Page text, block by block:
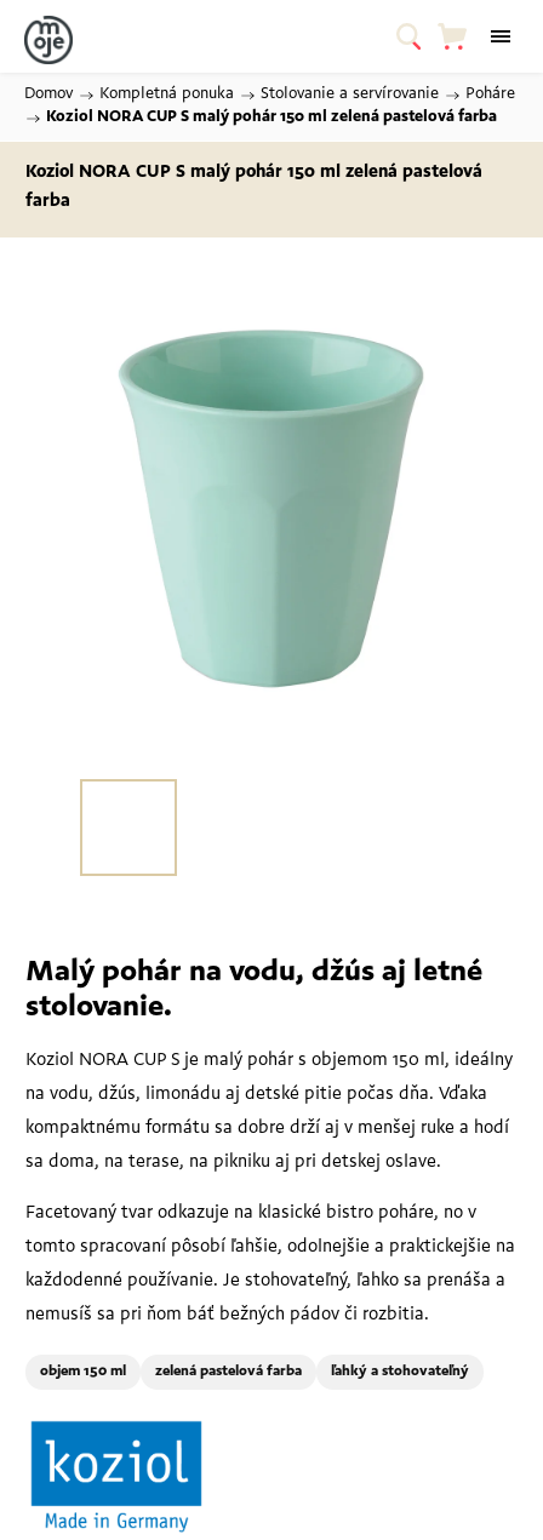
Domov / Kompletná ponuka / Stolovanie a servírovanie /
Poháre
/
Koziol NORA CUP S malý pohár 150 ml zelená pastelová farba
Koziol NORA CUP S malý pohár 150 ml zelená pastelová
farba
Malý pohár na vodu, džús aj letné
stolovanie.
Koziol NORA CUP S je malý pohár s objemom 150 ml, ideálny
na vodu, džús, limonádu aj detské pitie počas dňa. Vďaka
kompaktnému formátu sa dobre drží aj v menšej ruke a hodí
sa doma, na terase, na pikniku aj pri detskej oslave.
Facetovaný tvar odkazuje na klasické bistro poháre, no v
tomto spracovaní pôsobí ľahšie, odolnejšie a praktickejšie na
každodenné používanie. Je stohovateľný, ľahko sa prenáša a
nemusíš sa pri ňom báť bežných pádov či rozbitia.
objem 150 ml zelená pastelová farba ľahký a stohovateľný